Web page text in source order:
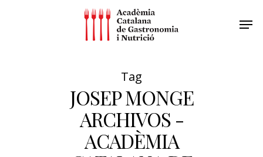
Tag
JOSEP MONGE
ARCHIVOS -
ACADÈMIA